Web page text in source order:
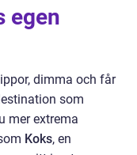
egen
dimma och får
som
mer extrema
Koks, en